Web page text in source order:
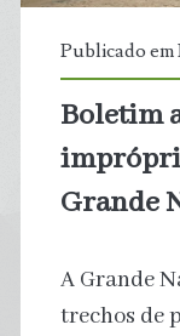
Publicado
Boletim
Grande
A Grande
trechos de